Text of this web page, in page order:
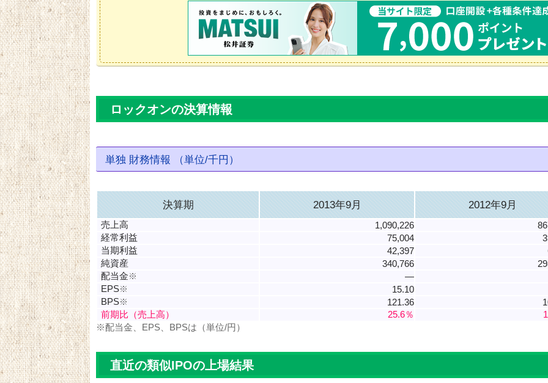
ロックオンの決算情報
単独 財務情報 （単位/千円）
決算期 2013年9月 2012年9月
売上高 1,090,226
経常利益
75,004
当期利益
42,397
純資産
340,766
配当金※
―
EPS※
15.10
BPS※ 121.36
前期比（売上高）
25.6％
※配当金、EPS、BPSは（単位/円）
直近の類似IPOの上場結果